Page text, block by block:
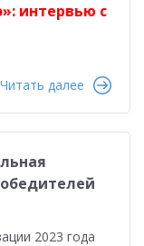
интервью с
Читать далее
2023 года